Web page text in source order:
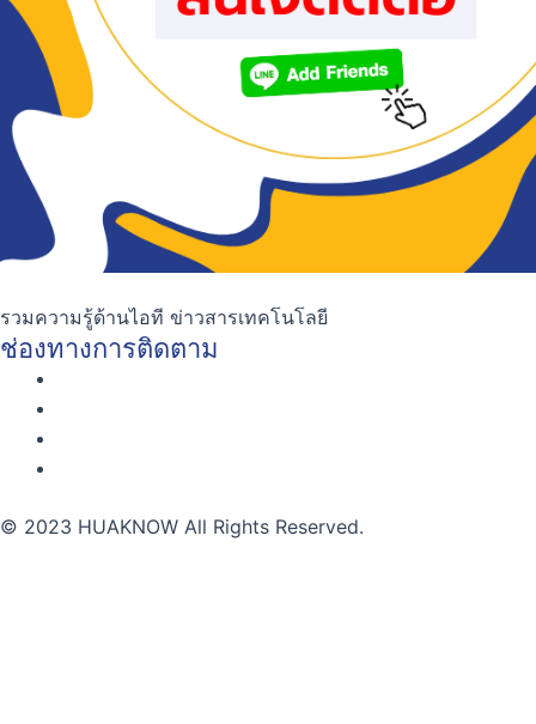
รวมความรู้ด้านไอที ข่าวสารเทคโนโลยี
ช่องทางการติดตาม
© 2023 HUAKNOW All Rights Reserved.